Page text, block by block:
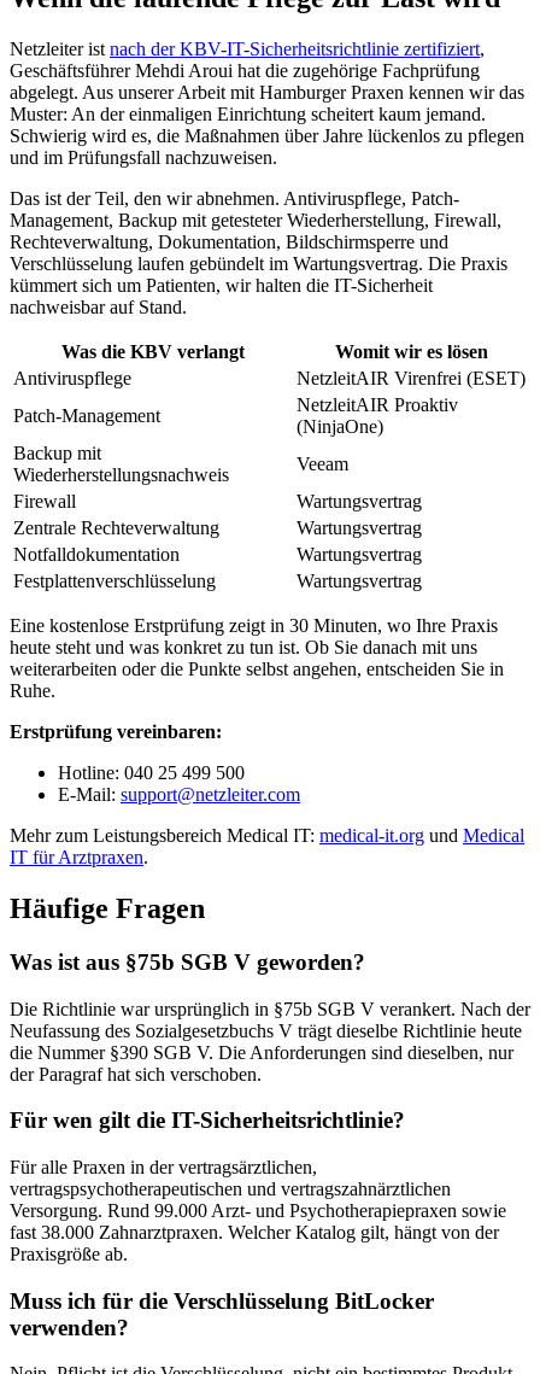
Netzleiter ist nach der KBV-IT-Sicherheitsrichtlinie zertifiziert,
Geschäftsführer Mehdi Aroui hat die zugehörige Fachprüfung
abgelegt. Aus unserer Arbeit mit Hamburger Praxen kennen wir das
Muster: An der einmaligen Einrichtung scheitert kaum jemand.
Schwierig wird es, die Maßnahmen über Jahre lückenlos zu pflegen
und im Prüfungsfall nachzuweisen.
Das ist der Teil, den wir abnehmen. Antiviruspflege, Patch-
Management, Backup mit getesteter Wiederherstellung, Firewall,
Rechteverwaltung, Dokumentation, Bildschirmsperre und
Verschlüsselung laufen gebündelt im Wartungsvertrag. Die Praxis
kümmert sich um Patienten, wir halten die IT-Sicherheit
nachweisbar auf Stand.
Was die KBV verlangt
Womit wir es lösen
Antiviruspflege
NetzleitAIR Virenfrei (ESET)
Patch-Management
NetzleitAIR Proaktiv
(NinjaOne)
Backup mit
Wiederherstellungsnachweis
Veeam
Firewall
Wartungsvertrag
Zentrale Rechteverwaltung
Wartungsvertrag
Notfalldokumentation
Wartungsvertrag
Festplattenverschlüsselung
Wartungsvertrag
Eine kostenlose Erstprüfung zeigt in 30 Minuten, wo Ihre Praxis
heute steht und was konkret zu tun ist. Ob Sie danach mit uns
weiterarbeiten oder die Punkte selbst angehen, entscheiden Sie in
Ruhe.
Erstprüfung vereinbaren:
Hotline: 040 25 499 500
E-Mail: support@netzleiter.com
Mehr zum Leistungsbereich Medical IT: medical-it.org und Medical
IT für Arztpraxen.
Häufige Fragen
Was ist aus §75b SGB V geworden?
Die Richtlinie war ursprünglich in §75b SGB V verankert. Nach der
Neufassung des Sozialgesetzbuchs V trägt dieselbe Richtlinie heute
die Nummer §390 SGB V. Die Anforderungen sind dieselben, nur
der Paragraf hat sich verschoben.
Für wen gilt die IT-Sicherheitsrichtlinie?
Für alle Praxen in der vertragsärztlichen,
vertragspsychotherapeutischen und vertragszahnärztlichen
Versorgung. Rund 99.000 Arzt- und Psychotherapiepraxen sowie
fast 38.000 Zahnarztpraxen. Welcher Katalog gilt, hängt von der
Praxisgröße ab.
Muss ich für die Verschlüsselung BitLocker
verwenden?